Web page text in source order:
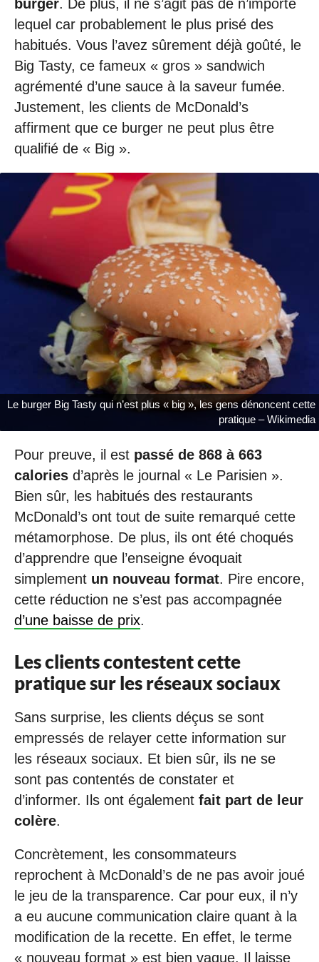
burger. De plus, il ne s’agit pas de n’importe
lequel car probablement le plus prisé des
habitués. Vous l’avez sûrement déjà goûté, le
Big Tasty, ce fameux « gros » sandwich
agrémenté d’une sauce à la saveur fumée.
Justement, les clients de McDonald’s
affirment que ce burger ne peut plus être
qualifié de « Big ».
Le burger Big Tasty qui n’est plus « big », les gens dénoncent cette
pratique – Wikimedia
Pour preuve, il est passé de 868 à 663
calories d’après le journal « Le Parisien ».
Bien sûr, les habitués des restaurants
McDonald’s ont tout de suite remarqué cette
métamorphose. De plus, ils ont été choqués
d’apprendre que l’enseigne évoquait
simplement un nouveau format. Pire encore,
cette réduction ne s’est pas accompagnée
d’une baisse de prix.
Les clients contestent cette
pratique sur les réseaux sociaux
Sans surprise, les clients déçus se sont
empressés de relayer cette information sur
les réseaux sociaux. Et bien sûr, ils ne se
sont pas contentés de constater et
d’informer. Ils ont également fait part de leur
colère.
Concrètement, les consommateurs
reprochent à McDonald’s de ne pas avoir joué
le jeu de la transparence. Car pour eux, il n’y
a eu aucune communication claire quant à la
modification de la recette. En effet, le terme
« nouveau format » est bien vague. Il laisse